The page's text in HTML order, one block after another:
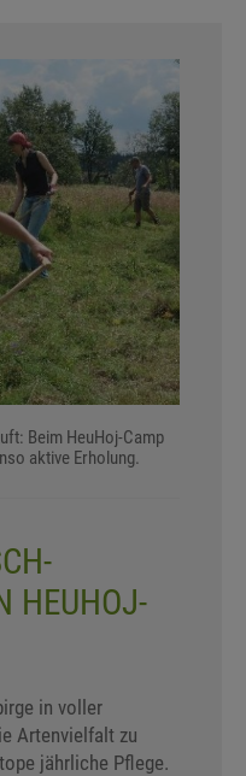
Beim HeuHoj-Camp
aktive Erholung.
HEUHOJ-
in voller
Artenvielfalt zu
jährliche Pflege.